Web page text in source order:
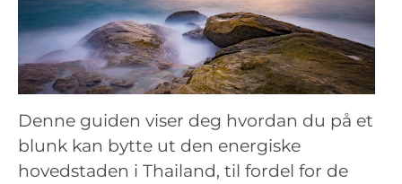
Denne guiden viser deg hvordan du på et
blunk kan bytte ut den energiske
hovedstaden i Thailand, til fordel for de